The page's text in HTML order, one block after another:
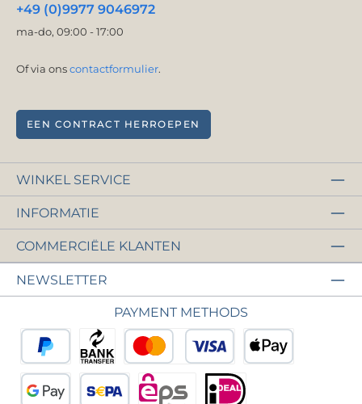
+49 (0)9977 9046972
ma-do, 09:00 - 17:00
Of via ons contactformulier.
EEN CONTRACT HERROEPEN
WINKEL SERVICE
INFORMATIE
COMMERCIËLE KLANTEN
NEWSLETTER
PAYMENT METHODS